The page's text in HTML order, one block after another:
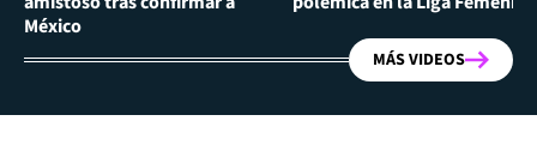
México
MÁS VIDEOS